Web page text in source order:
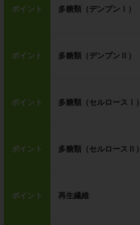
ポイント 多糖類（デンプンⅠ）
ポイント 多糖類（デンプンⅡ）
ポイント 多糖類（セルロースⅠ）
ポイント 多糖類（セルロースⅡ）
ポイント 再生繊維